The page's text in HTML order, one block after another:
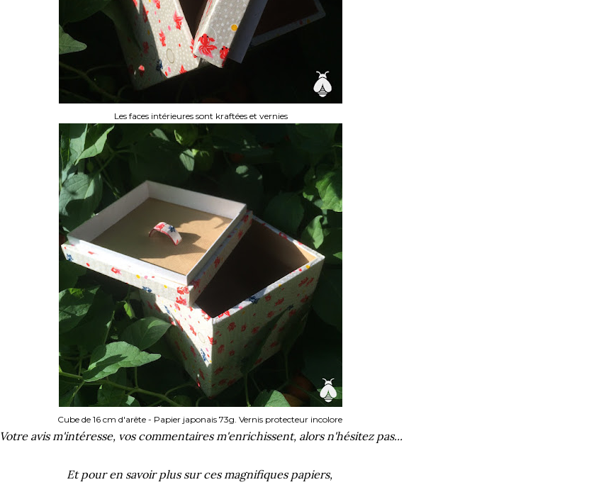
Les faces intérieures sont kraftées et vernies
Cube de 16 cm d'arête - Papier japonais 73g. Vernis protecteur incolore
Votre avis m'intéresse, vos commentaires m'enrichissent, alors n'hésitez pas...
Et pour en savoir plus sur ces magnifiques papiers,